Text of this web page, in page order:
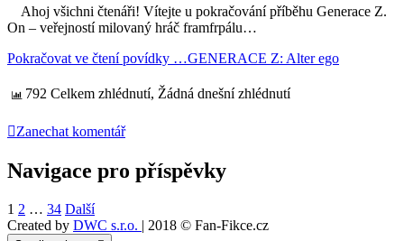
Ahoj všichni čtenáři! Vítejte u pokračování příběhu Generace Z.
On – veřejností milovaný hráč framfrpálu…
Pokračovat ve čtení povídky …GENERACE Z: Alter ego
792 Celkem zhlédnutí, Žádná dnešní zhlédnutí
Zanechat komentář
Navigace pro příspěvky
1 2 … 34 Další
Created by DWC s.r.o. | 2018 © Fan-Fikce.cz